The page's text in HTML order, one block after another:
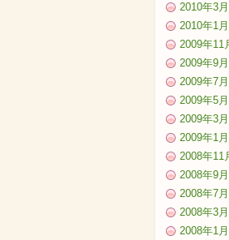
2010年3月
2010年1月
2009年11
2009年9月
2009年7月
2009年5月
2009年3月
2009年1月
2008年11
2008年9月
2008年7月
2008年3月
2008年1月